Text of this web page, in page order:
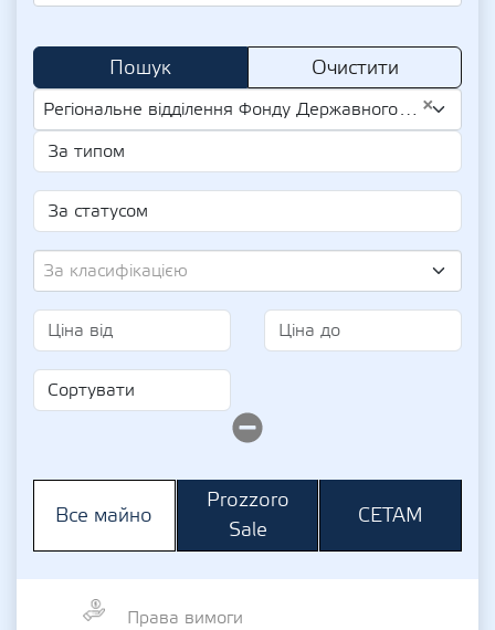
Пошук Очистити
×
Регіональне відділення Фонду Державного Майна України по Рівненській та Житомирській областях (UA-EDR 42956062)
За класифікацією
Все майно
Prozzoro
Sale
СЕТАМ
Права вимоги